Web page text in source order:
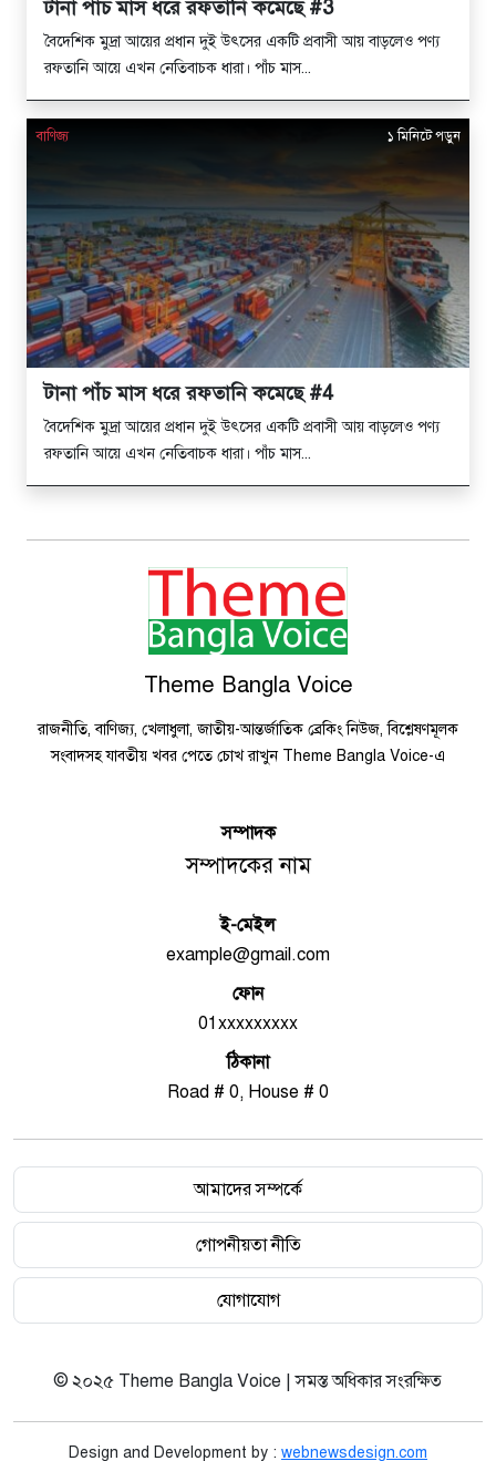
টানা পাঁচ মাস ধরে রফতানি কমেছে #3
বৈদেশিক মুদ্রা আয়ের প্রধান দুই উৎসের একটি প্রবাসী আয় বাড়লেও পণ্য
রফতানি আয়ে এখন নেতিবাচক ধারা। পাঁচ মাস...
বাণিজ্য ১ মিনিটে পড়ুন
টানা পাঁচ মাস ধরে রফতানি কমেছে #4
বৈদেশিক মুদ্রা আয়ের প্রধান দুই উৎসের একটি প্রবাসী আয় বাড়লেও পণ্য
রফতানি আয়ে এখন নেতিবাচক ধারা। পাঁচ মাস...
Theme Bangla Voice
রাজনীতি, বাণিজ্য, খেলাধুলা, জাতীয়-আন্তর্জাতিক ব্রেকিং নিউজ, বিশ্লেষণমূলক
সংবাদসহ যাবতীয় খবর পেতে চোখ রাখুন Theme Bangla Voice-এ
সম্পাদক
সম্পাদকের নাম
ই-মেইল
example@gmail.com
ফোন
01xxxxxxxxx
ঠিকানা
Road # 0, House # 0
আমাদের সম্পর্কে
গোপনীয়তা নীতি
যোগাযোগ
© ২০২৫ Theme Bangla Voice | সমস্ত অধিকার সংরক্ষিত
Design and Development by : webnewsdesign.com